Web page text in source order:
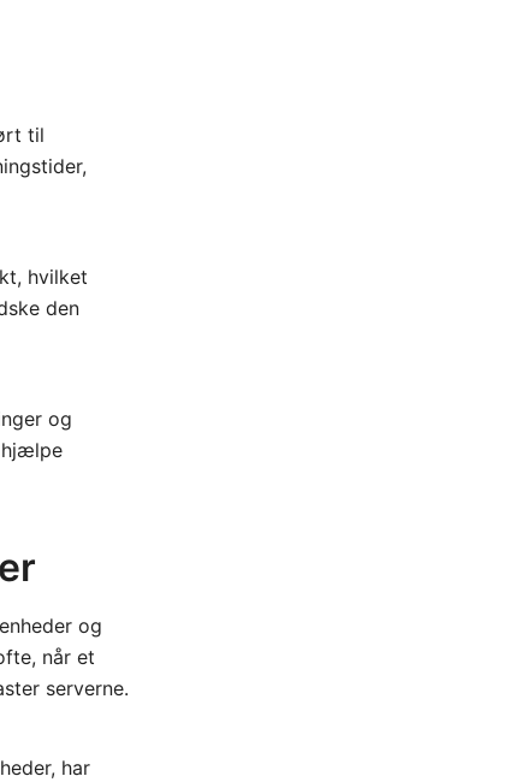
til
hvilket
den
og
hjælpe
og
når et
serverne.
har